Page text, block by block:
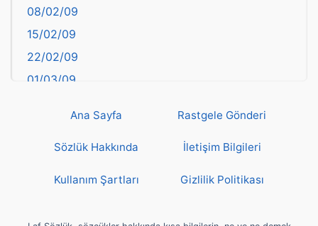
Bingöl
Bitlis
Bolu
Burdur
Çankırı
Çorum
deyim
08/02/09
15/02/09
22/02/09
01/03/09
22/03/09
Ana Sayfa Rastgele Gönderi
Sözlük Hakkında İletişim Bilgileri
Kullanım Şartları Gizlilik Politikası